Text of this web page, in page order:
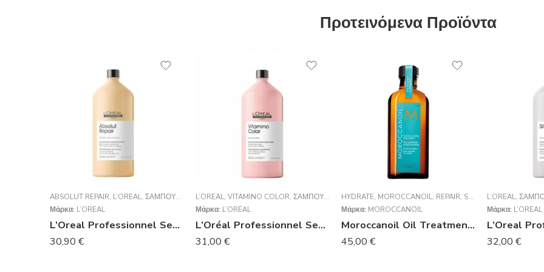
Προτεινόμενα Προϊόντα
ABSOLUT REPAIR, L’ORÉAL, ΣΑΜΠΟΥΆΝ
Μάρκα: L’ORÉAL
L’Oreal Professionnel Serie Expert Absolut Repair Shampoo Για Ταλαιπωρημένα Μαλλιά 1500ml
30,90 €
L’ORÉAL, VITAMINO COLOR, ΣΑΜΠΟΥΆΝ
Μάρκα: L’ORÉAL
L’Oréal Professionnel Serie Expert Vitamino Color Shampoo 1500ml
31,00 €
HYDRATE, MOROCCANOIL, REPAIR, STYLING ,VOLUME,
Μάρκα: MOROCCANOIL
Moroccanoil Oil Treatment (για όλους τους τύπους μαλλιών) 100ml
45,00 €
L’ORÉAL,
Μάρκα: L’ORÉAL
32,00 €